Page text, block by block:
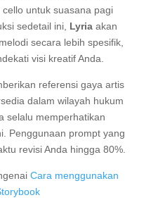
untuk suasana pagi
sedetail ini, Lyriaakan
secara lebih spesifik,
visi kreatif Anda.
referensi gaya artis
dalam wilayah hukum
selalu memperhatikan
Penggunaan prompt yang
revisi Anda hingga 80%.
Cara menggunakan